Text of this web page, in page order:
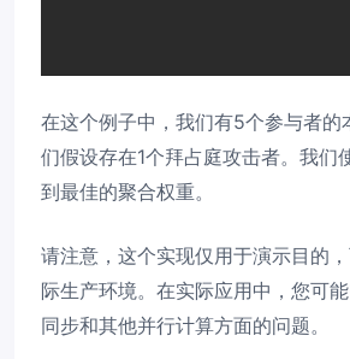
在这个例子中，我们有5个参与者的
们假设存在1个拜占庭攻击者。我们
到最佳的聚合权重。
请注意，这个实现仅用于演示目的
际生产环境。在实际应用中，您可能
同步和其他并行计算方面的问题。